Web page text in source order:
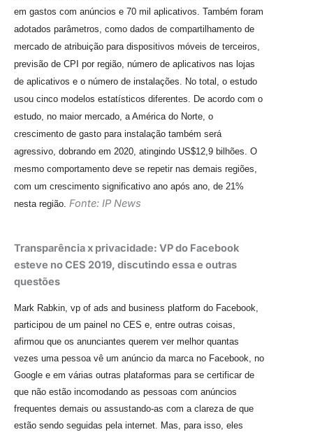
em gastos com anúncios e 70 mil aplicativos. Também foram
adotados parâmetros, como dados de compartilhamento de
mercado de atribuição para dispositivos móveis de terceiros,
previsão de CPI por região, número de aplicativos nas lojas
de aplicativos e o número de instalações. No total, o estudo
usou cinco modelos estatísticos diferentes. De acordo com o
estudo, no maior mercado, a América do Norte, o
crescimento de gasto para instalação também será
agressivo, dobrando em 2020, atingindo US$12,9 bilhões. O
mesmo comportamento deve se repetir nas demais regiões,
com um crescimento significativo ano após ano, de 21%
nesta região. Fonte: IP News
Transparência x privacidade: VP do Facebook
esteve no CES 2019, discutindo essa e outras
questões
Mark Rabkin, vp of ads and business platform do Facebook,
participou de um painel no CES e, entre outras coisas,
afirmou que os anunciantes querem ver melhor quantas
vezes uma pessoa vê um anúncio da marca no Facebook, no
Google e em várias outras plataformas para se certificar de
que não estão incomodando as pessoas com anúncios
frequentes demais ou assustando-as com a clareza de que
estão sendo seguidas pela internet. Mas, para isso, eles